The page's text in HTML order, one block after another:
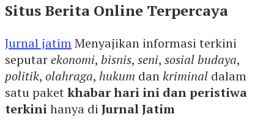
Situs Berita Online Terpercaya
Jurnal jatimMenyajikan informasi terkini
seputarekonomi, bisnis, seni, sosial budaya,
politik, olahraga, hukum dankriminal dalam
satu paketkhabar hari ini dan peristiwa
terkinihanya di Jurnal Jatim